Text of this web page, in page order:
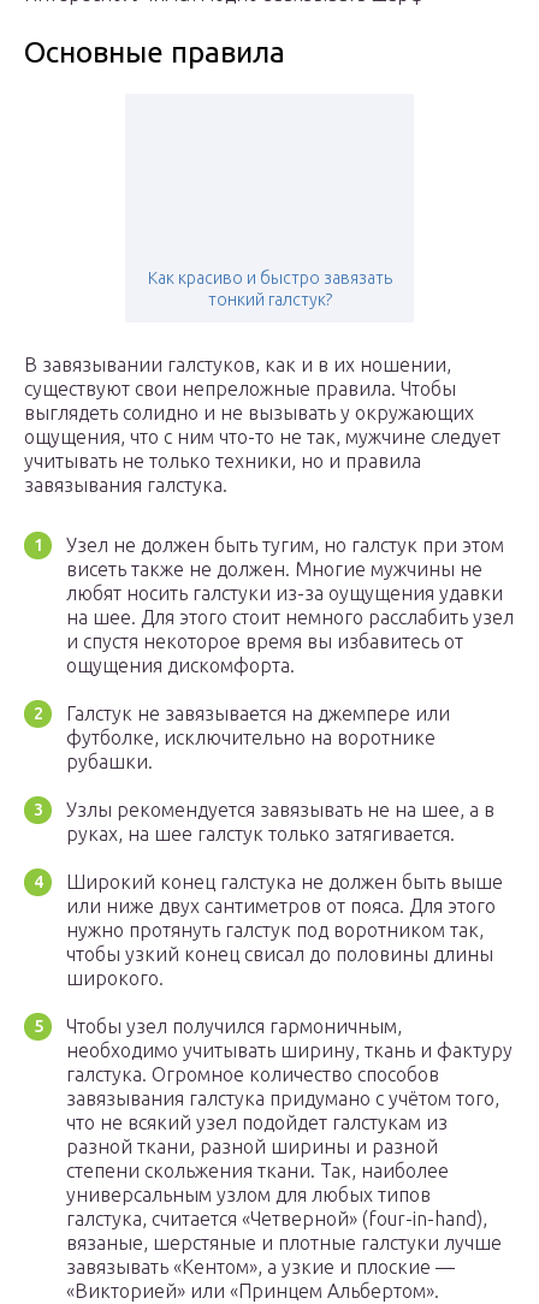
Основные правила
Как красиво и быстро завязать
тонкий галстук?
В завязывании галстуков, как и в их ношении,
существуют свои непреложные правила. Чтобы
выглядеть солидно и не вызывать у окружающих
ощущения, что с ним что-то не так, мужчине следует
учитывать не только техники, но и правила
завязывания галстука.
Узел не должен быть тугим, но галстук при этом
висеть также не должен. Многие мужчины не
любят носить галстуки из-за оущущения удавки
на шее. Для этого стоит немного расслабить узел
и спустя некоторое время вы избавитесь от
ощущения дискомфорта.
Галстук не завязывается на джемпере или
футболке, исключительно на воротнике
рубашки.
Узлы рекомендуется завязывать не на шее, а в
руках, на шее галстук только затягивается.
Широкий конец галстука не должен быть выше
или ниже двух сантиметров от пояса. Для этого
нужно протянуть галстук под воротником так,
чтобы узкий конец свисал до половины длины
широкого.
Чтобы узел получился гармоничным,
необходимо учитывать ширину, ткань и фактуру
галстука. Огромное количество способов
завязывания галстука придумано с учётом того,
что не всякий узел подойдет галстукам из
разной ткани, разной ширины и разной
степени скольжения ткани. Так, наиболее
универсальным узлом для любых типов
галстука, считается «Четверной» (four-in-hand),
вязаные, шерстяные и плотные галстуки лучше
завязывать «Кентом», а узкие и плоские —
«Викторией» или «Принцем Альбертом».